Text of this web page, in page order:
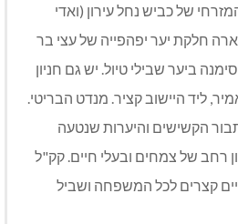
של כביש נחל עירון (ואדי
חלקת יער יפהפייה של עצי בר
ביער שבילי טיול. יש גם חניון
ליד היישוב קציר. מנדט הבריטי.
הקשישים והיערות שנטעה
רחב של צמחים ובעלי חיים. קק"ל
קצרים לכל המשפחה ושביל